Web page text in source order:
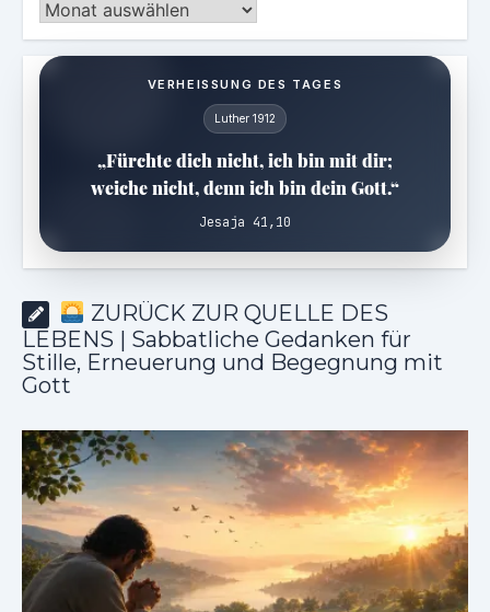
Archiv
VERHEISSUNG DES TAGES
Luther 1912
„Fürchte dich nicht, ich bin mit dir;
weiche nicht, denn ich bin dein Gott.“
Jesaja 41,10
ZURÜCK ZUR QUELLE DES
LEBENS | Sabbatliche Gedanken für
Stille, Erneuerung und Begegnung mit
Gott